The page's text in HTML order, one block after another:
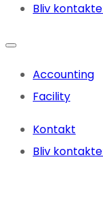
Bliv
Accounting
Facility
Kontakt
Bliv